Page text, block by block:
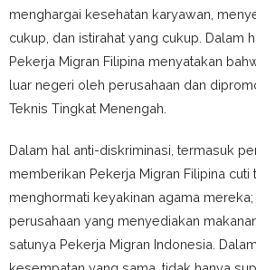
menghargai kesehatan karyawan,
cukup, dan istirahat yang cukup. Dalam
Pekerja Migran Filipina menyatakan
luar negeri oleh perusahaan dan
Teknis Tingkat Menengah.
Dalam hal anti-diskriminasi, termasuk
memberikan Pekerja Migran Filipina cuti
menghormati keyakinan agama mereka;
perusahaan yang menyediakan
satunya Pekerja Migran Indonesia.